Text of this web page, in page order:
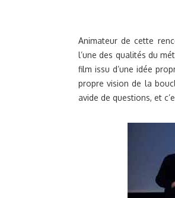
Animateur de cette
l’une des qualités du
film issu d’une idée
propre vision de la
avide de questions, et